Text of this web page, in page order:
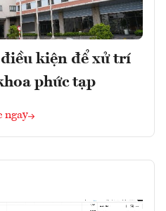
điều kiện để xử trí
phức tạp
ngay